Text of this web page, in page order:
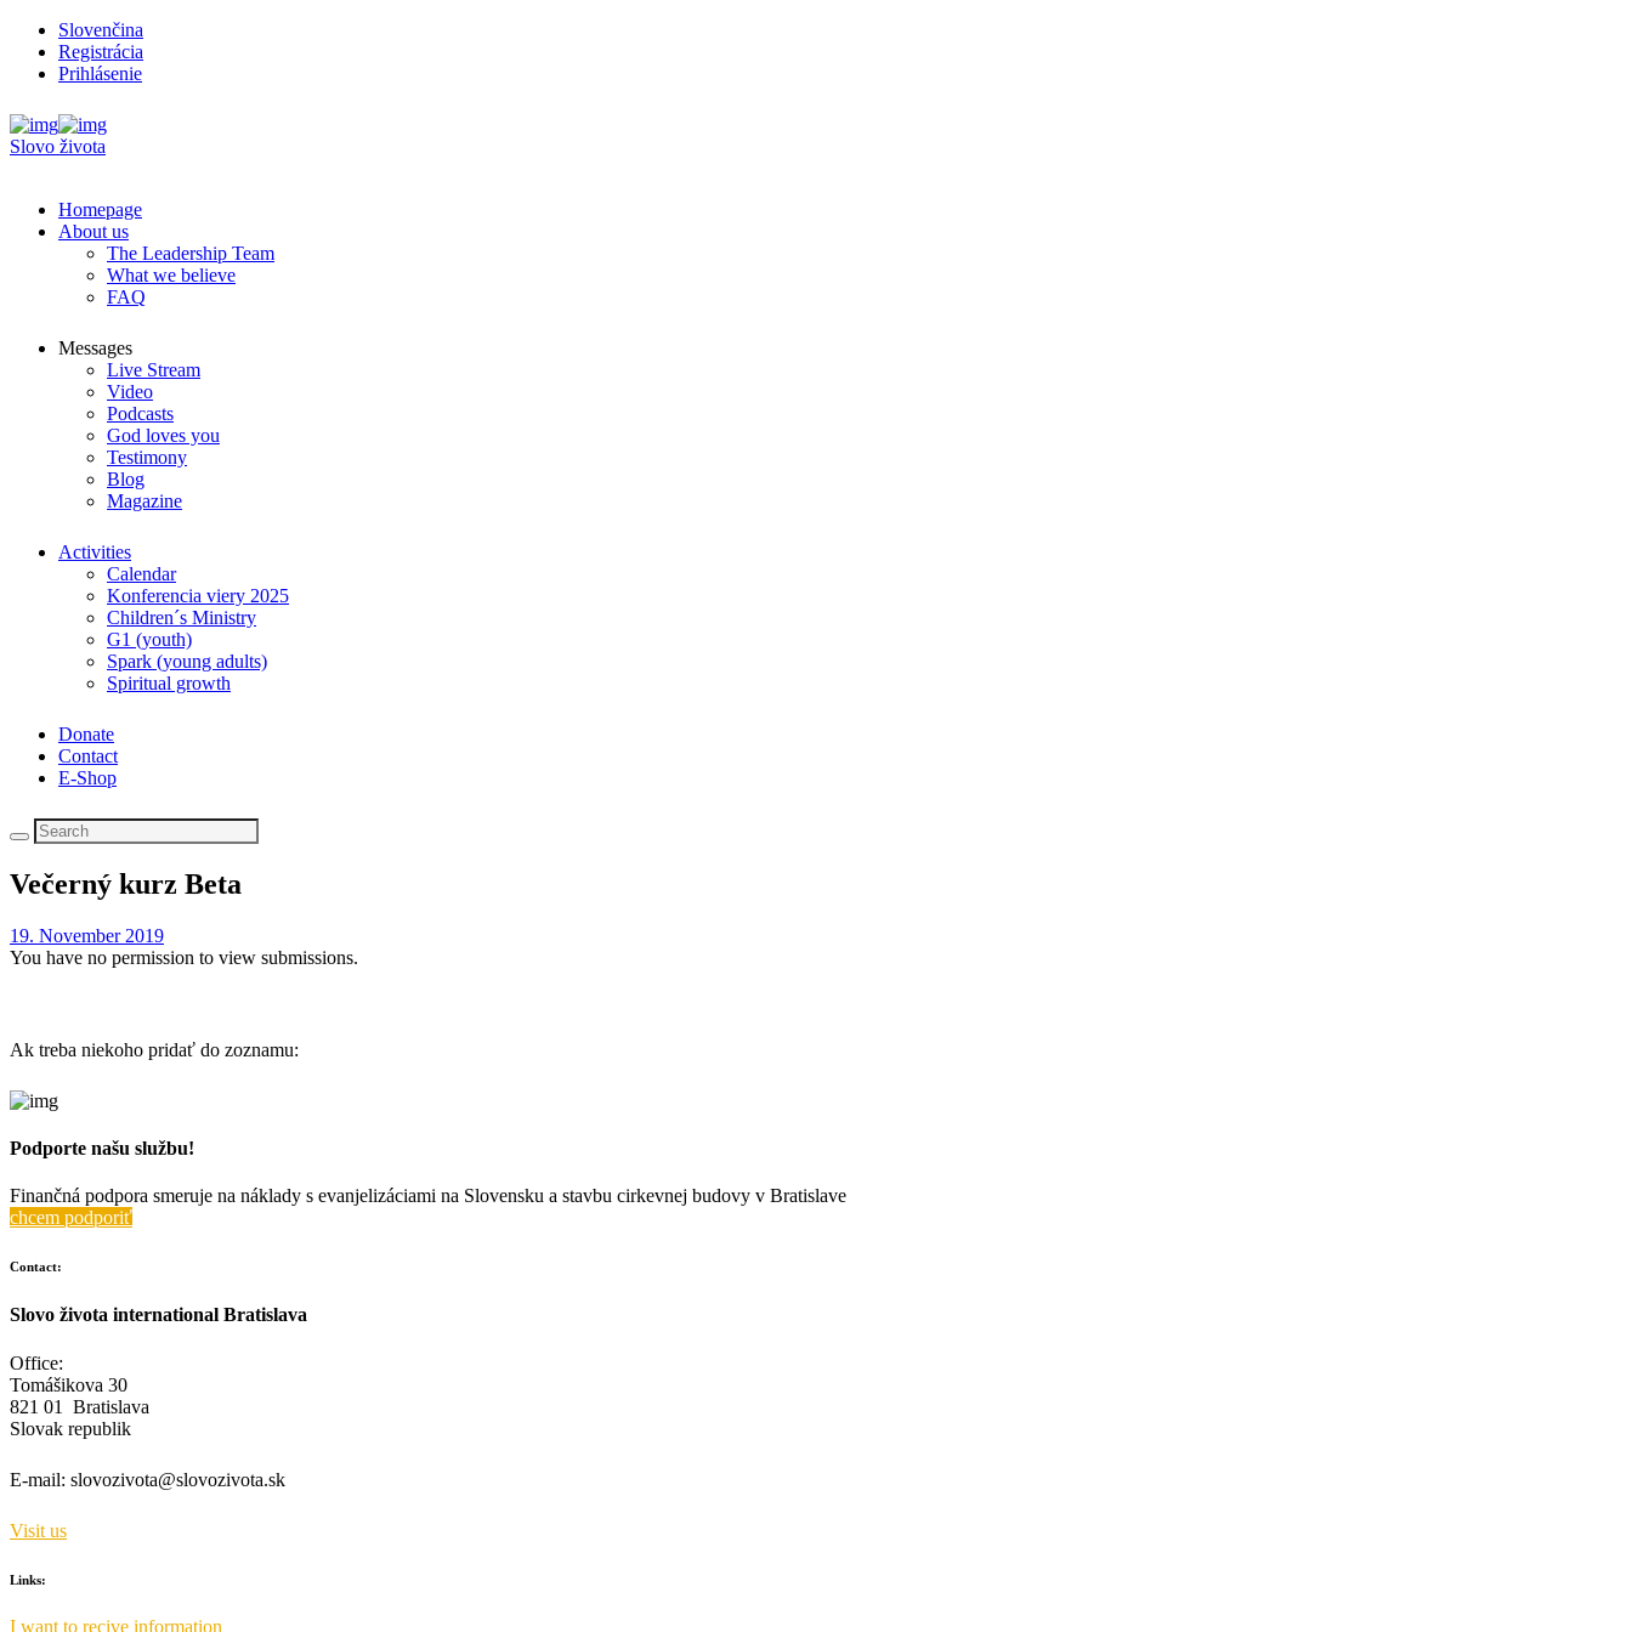
Slovenčina
Registrácia
Prihlásenie
Slovo života
Homepage
About us
The Leadership Team
What we believe
FAQ
Messages
Live Stream
Video
Podcasts
God loves you
Testimony
Blog
Magazine
Activities
Calendar
Konferencia viery 2025
Children´s Ministry
G1 (youth)
Spark (young adults)
Spiritual growth
Donate
Contact
E-Shop
Večerný kurz Beta
19. November 2019
You have no permission to view submissions.
Ak treba niekoho pridať do zoznamu:
Podporte našu službu!
Finančná podpora smeruje na náklady s evanjelizáciami na Slovensku a stavbu cirkevnej budovy v Bratislave
chcem podporiť
Contact:
Slovo života international Bratislava
Office:
Tomášikova 30
821 01 Bratislava
Slovak republik
E-mail: slovozivota@slovozivota.sk
Visit us
Links:
I want to recive information